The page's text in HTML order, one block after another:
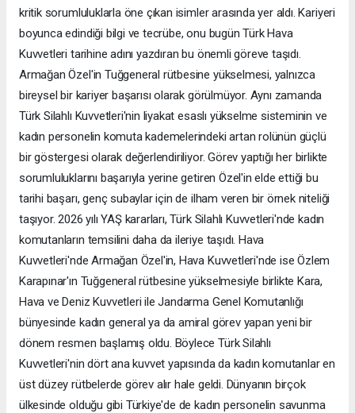
kritik sorumluluklarla öne çıkan isimler arasında yer aldı. Kariyeri
boyunca edindiği bilgi ve tecrübe, onu bugün Türk Hava
Kuvvetleri tarihine adını yazdıran bu önemli göreve taşıdı.
Armağan Özel'in Tuğgeneral rütbesine yükselmesi, yalnızca
bireysel bir kariyer başarısı olarak görülmüyor. Aynı zamanda
Türk Silahlı Kuvvetleri'nin liyakat esaslı yükselme sisteminin ve
kadın personelin komuta kademelerindeki artan rolünün güçlü
bir göstergesi olarak değerlendiriliyor. Görev yaptığı her birlikte
sorumluluklarını başarıyla yerine getiren Özel'in elde ettiği bu
tarihi başarı, genç subaylar için de ilham veren bir örnek niteliği
taşıyor. 2026 yılı YAŞ kararları, Türk Silahlı Kuvvetleri'nde kadın
komutanların temsilini daha da ileriye taşıdı. Hava
Kuvvetleri'nde Armağan Özel'in, Hava Kuvvetleri'nde ise Özlem
Karapınar'ın Tuğgeneral rütbesine yükselmesiyle birlikte Kara,
Hava ve Deniz Kuvvetleri ile Jandarma Genel Komutanlığı
bünyesinde kadın general ya da amiral görev yapan yeni bir
dönem resmen başlamış oldu. Böylece Türk Silahlı
Kuvvetleri'nin dört ana kuvvet yapısında da kadın komutanlar en
üst düzey rütbelerde görev alır hale geldi. Dünyanın birçok
ülkesinde olduğu gibi Türkiye'de de kadın personelin savunma